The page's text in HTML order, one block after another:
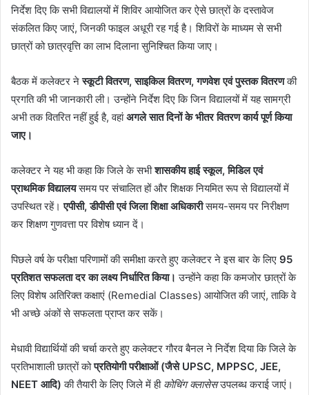
निर्देश दिए कि सभी विद्यालयों में शिविर आयोजित कर ऐसे छात्रों के दस्तावेज
संकलित किए जाएं, जिनकी फाइल अधूरी रह गई है। शिविरों के माध्यम से सभी
छात्रों को छात्रवृत्ति का लाभ दिलाना सुनिश्चित किया जाए।
बैठक में कलेक्टर नेस्कूटी वितरण, साइकिल वितरण, गणवेश एवं पुस्तक वितरणकी
प्रगति की भी जानकारी ली। उन्होंने निर्देश दिए कि जिन विद्यालयों में यह सामग्री
अभी तक वितरित नहीं हुई है, वहांअगले सात दिनों के भीतर वितरण कार्य पूर्ण किया
जाए।
कलेक्टर ने यह भी कहा कि जिले के सभीशासकीय हाई स्कूल, मिडिल एवं
प्राथमिक विद्यालयसमय पर संचालित हों और शिक्षक नियमित रूप से विद्यालयों में
उपस्थित रहें।एपीसी, डीपीसी एवं जिला शिक्षा अधिकारीसमय-समय पर निरीक्षण
कर शिक्षण गुणवत्ता पर विशेष ध्यान दें।
पिछले वर्ष के परीक्षा परिणामों की समीक्षा करते हुए कलेक्टर ने इस बार के लिए 95
प्रतिशत सफलता दर का लक्ष्य निर्धारित किया। उन्होंने कहा कि कमजोर छात्रों के
लिए विशेष अतिरिक्त कक्षाएं (Remedial Classes) आयोजित की जाएं, ताकि वे
भी अच्छे अंकों से सफलता प्राप्त कर सकें।
मेधावी विद्यार्थियों की चर्चा करते हुए कलेक्टर गौरव बैनल ने निर्देश दिया कि जिले के
प्रतिभाशाली छात्रों कोप्रतियोगी परीक्षाओं (जैसे UPSC, MPPSC, JEE,
NEET आदि) की तैयारी के लिए जिले में ही कोचिंग क्लासेसउपलब्ध कराई जाएं।